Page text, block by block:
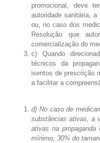
promocional, deve
autoridade sanitária,
ou, no caso dos
Resolução que
comercialização do
c) Quando
técnicos da
isentos de prescrição
a facilitar a
d) No caso de
substâncias ativas, a
ativas na
mínimo, 30% do